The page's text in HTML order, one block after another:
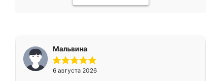
Мальвина
6 августа 2026